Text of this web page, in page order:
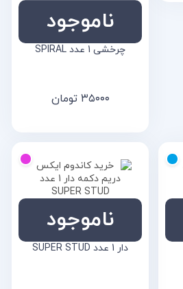
ناموجود
خرید کاندوم ایکس دریم
چرخشی 1 عدد SPIRAL
۳۵۰۰۰ تومان
ناموجود
خرید کاندوم ایکس دریم دکمه
دار 1 عدد SUPER STUD